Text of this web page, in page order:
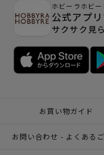
ホビーラホビー
公式アプ
サクサク見
お買い物ガイド
お問い合わせ - よくある